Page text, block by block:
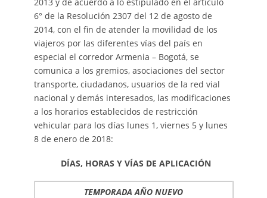
6° de la Resolución 2307 del 12 de agosto de
2014, con el fin de atender la movilidad de los
viajeros por las diferentes vías del país en
especial el corredor Armenia – Bogotá, se
comunica a los gremios, asociaciones del sector
transporte, ciudadanos, usuarios de la red vial
nacional y demás interesados, las modificaciones
a los horarios establecidos de restricción
vehicular para los días lunes 1, viernes 5 y lunes
8 de enero de 2018:
DÍAS, HORAS Y VÍAS DE APLICACIÓN
TEMPORADA AÑO NUEVO